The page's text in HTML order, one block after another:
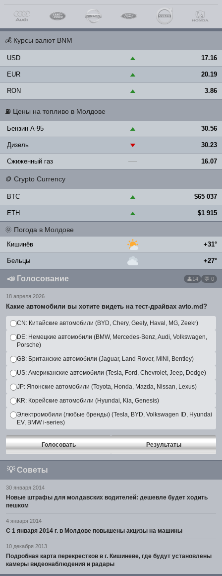
💰 Курсы валют BNM
USD ▲ 17.16
EUR ▲ 20.19
RON ▲ 3.86
⛽ Цены на топливо в Молдове
Бензин A-95 ▲ 30.56
Дизель ▼ 30.23
Сжиженный газ — 16.07
🪙 Crypto Currency
BTC ▲ $65 037
ETH ▲ $1 915
🌞 Погода в Молдове
Кишинёв +31°
Бельцы +27°
📣 Голосование 14 💬 0
18 апреля 2026
Какие автомобили вы хотите видеть на тест-драйвах avto.md?
CN: Китайские автомобили (BYD, Chery, Geely, Haval, MG, Zeekr)
DE: Немецкие автомобили (BMW, Mercedes-Benz, Audi, Volkswagen,
Porsche)
GB: Британские автомобили (Jaguar, Land Rover, MINI, Bentley)
US: Американские автомобили (Tesla, Ford, Chevrolet, Jeep, Dodge)
JP: Японские автомобили (Toyota, Honda, Mazda, Nissan, Lexus)
KR: Корейские автомобили (Hyundai, Kia, Genesis)
Электромобили (любые бренды) (Tesla, BYD, Volkswagen ID, Hyundai
EV, BMW i-series)
Голосовать Результаты
💡 Советы
30 января 2014
Новые штрафы для молдавских водителей: дешевле будет ходить
пешком
4 января 2014
С 1 января 2014 г. в Молдове повышены акцизы на машины
10 декабря 2013
Подробная карта перекрестков в г. Кишиневе, где будут установлены
камеры видеонаблюдения и радары